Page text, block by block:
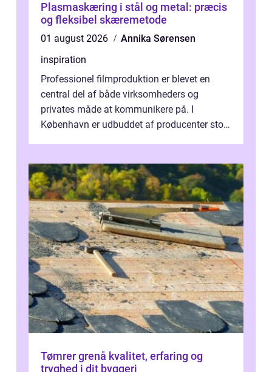
Plasmaskæring i stål og metal: præcis
og fleksibel skæremetode
01 august 2026
Annika Sørensen
inspiration
Professionel filmproduktion er blevet en
central del af både virksomheders og
privates måde at kommunikere på. I
København er udbuddet af producenter stort,
Tømrer grenå kvalitet, erfaring og
tryghed i dit byggeri